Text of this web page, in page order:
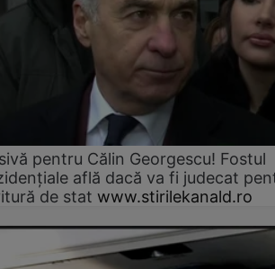
pentru Călin Georgescu! Fostul
află dacă va fi judecat
de stat www.stirilekanald.ro